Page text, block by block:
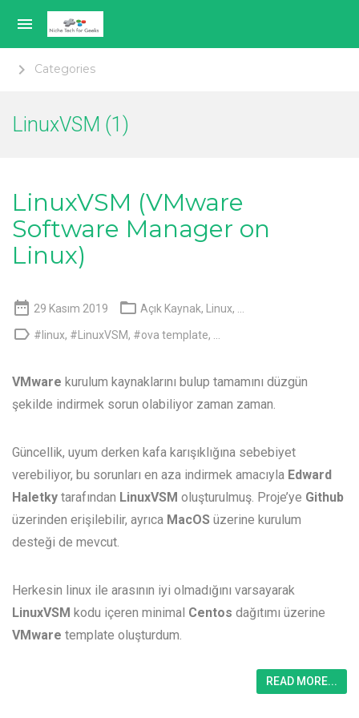

keyboard_arrow_right Categories
Açık Kaynak
Hakkımda
Language switcher
LinuxVSM (1)
LinuxVSM (VMware
Software Manager on
Linux)
 29 Kasım 2019  Açık Kaynak, Linux, ...
 #linux, #LinuxVSM, #ova template, ...
VMware kurulum kaynaklarını bulup tamamını düzgün
şekilde indirmek sorun olabiliyor zaman zaman.
Güncellik, uyum derken kafa karışıklığına sebebiyet
verebiliyor, bu sorunları en aza indirmek amacıyla Edward
Haletky tarafından LinuxVSM oluşturulmuş. Proje’ye Github
üzerinden erişilebilir, ayrıca MacOS üzerine kurulum
desteği de mevcut.
Herkesin linux ile arasının iyi olmadığını varsayarak
LinuxVSM kodu içeren minimal Centos dağıtımı üzerine
VMware template oluşturdum.
READ MORE...